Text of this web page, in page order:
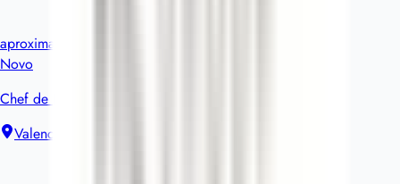
aproximadamente 6 horas
Novo
Chef de Partie H/F R&D - PICLAB
Valence